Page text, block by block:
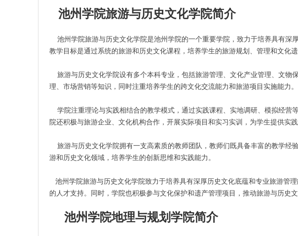
池州学院旅游与历史文化学院简介
池州学院旅游与历史文化学院是池州学院的一个重要学院，致力于培养具有深
教学目标是通过系统的旅游和历史文化课程，培养学生的旅游规划、管理和文化遗
旅游与历史文化学院设有多个本科专业，包括旅游管理、文化产业管理、文物
理、市场营销等知识，同时注重培养学生的跨文化交流能力和旅游项目实施能力。
学院注重理论与实践相结合的教学模式，通过实践课程、实地调研、模拟经营
院还积极与旅游企业、文化机构合作，开展实际项目和实习实训，为学生提供实
旅游与历史文化学院拥有一支高素质的教师团队，教师们既具备丰富的教学经
游和历史文化领域，培养学生的创新思维和实践能力。
池州学院旅游与历史文化学院致力于培养具有深厚历史文化底蕴和专业旅游管
的人才支持。同时，学院也积极参与文化保护和遗产管理项目，推动旅游与历史文
池州学院地理与规划学院简介